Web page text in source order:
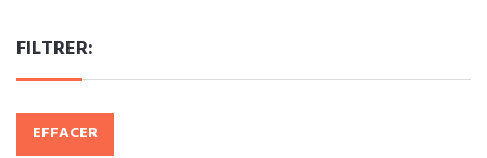
FILTRER:
EFFACER